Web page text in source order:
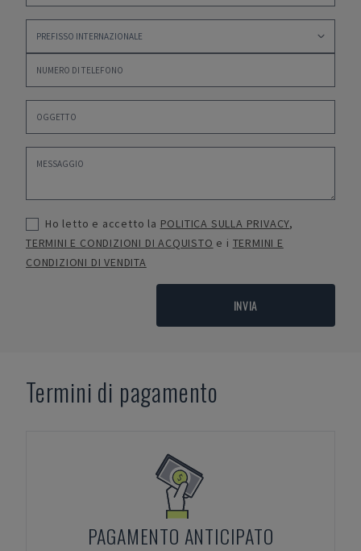
Ho letto e accetto la POLITICA SULLA PRIVACY,
TERMINI E CONDIZIONI DI ACQUISTO e i TERMINI E
CONDIZIONI DI VENDITA
INVIA
Termini di pagamento
PAGAMENTO ANTICIPATO